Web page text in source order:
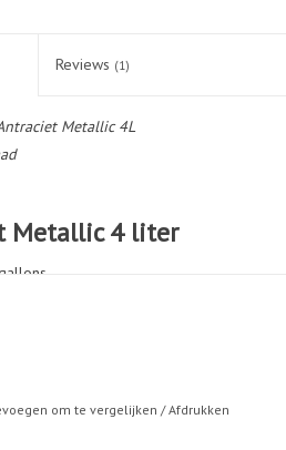
Reviews (1)
Metallic 4L
Metallic 4 liter
de meest strakke dip op de markt.
om te vergelijken /Afdrukken